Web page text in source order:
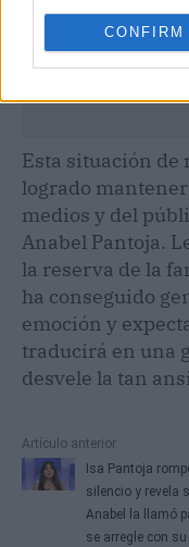
CONFIRM
Esta situación de
logrado
medios y del
Anabel Pantoja.
la reserva de la
ha conseguido
emoción y
traducirá en una
desvele la tan
Artículo anterior
Isa Pantoja
silencio y revela
Anabel la llamó
se arregle con